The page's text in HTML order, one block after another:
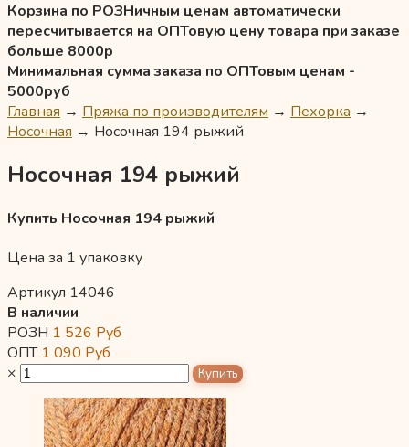
Корзина по РОЗНичным ценам автоматически
пересчитывается на ОПТовую цену товара при заказе
больше 8000р
Минимальная сумма заказа по ОПТовым ценам -
5000руб
Главная → Пряжа по производителям → Пехорка →
Носочная → Носочная 194 рыжий
Носочная 194 рыжий
Купить Носочная 194 рыжий
Цена за 1 упаковку
Артикул 14046
В наличии
РОЗН 1 526 Руб
ОПТ 1 090 Руб
×